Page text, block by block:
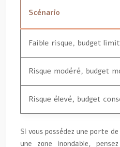
Scénario
Faible risque, budget
Risque modéré, budget
Risque élevé, budget
Si vous possédez une porte
une zone inondable,